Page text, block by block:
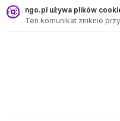
ngo.pl używa plików
Ten komunikat zniknie